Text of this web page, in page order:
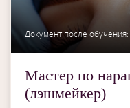
Документ после обучения:
Мастер по
(лэшмейкер)